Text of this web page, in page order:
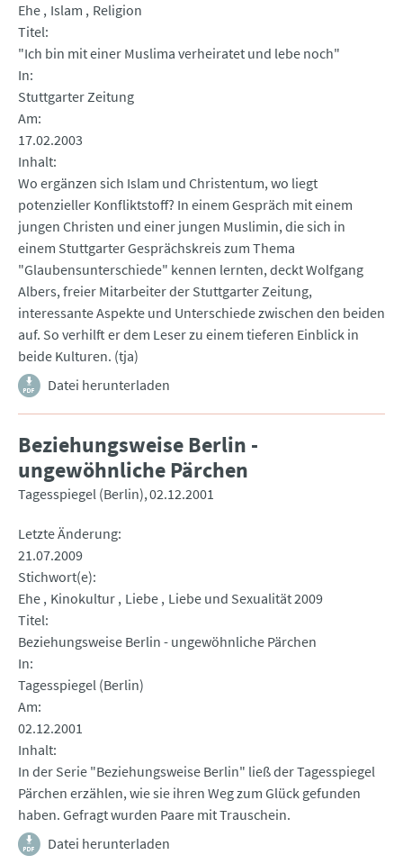
Ehe Islam
Religion
Titel
"Ich bin mit einer Muslima verheiratet und lebe noch"
In
Stuttgarter Zeitung
Am
17.02.2003
Inhalt
Wo ergänzen sich Islam und Christentum, wo liegt
potenzieller Konfliktstoff? In einem Gespräch mit einem
jungen Christen und einer jungen Muslimin, die sich in
einem Stuttgarter Gesprächskreis zum Thema
"Glaubensunterschiede" kennen lernten, deckt Wolfgang
Albers, freier Mitarbeiter der Stuttgarter Zeitung,
interessante Aspekte und Unterschiede zwischen den beiden
auf. So verhilft er dem Leser zu einem tieferen Einblick in
beide Kulturen. (tja)
Datei herunterladen
Beziehungsweise Berlin -
ungewöhnliche Pärchen
Tagesspiegel (Berlin) 02.12.2001
Letzte Änderung
21.07.2009
Stichwort(e)
Ehe Kinokultur Liebe Liebe und Sexualität 2009
Titel
Beziehungsweise Berlin - ungewöhnliche Pärchen
In
Tagesspiegel (Berlin)
Am
02.12.2001
Inhalt
In der Serie "Beziehungsweise Berlin" ließ der Tagesspiegel
Pärchen erzählen, wie sie ihren Weg zum Glück gefunden
haben. Gefragt wurden Paare mit Trauschein.
Datei herunterladen